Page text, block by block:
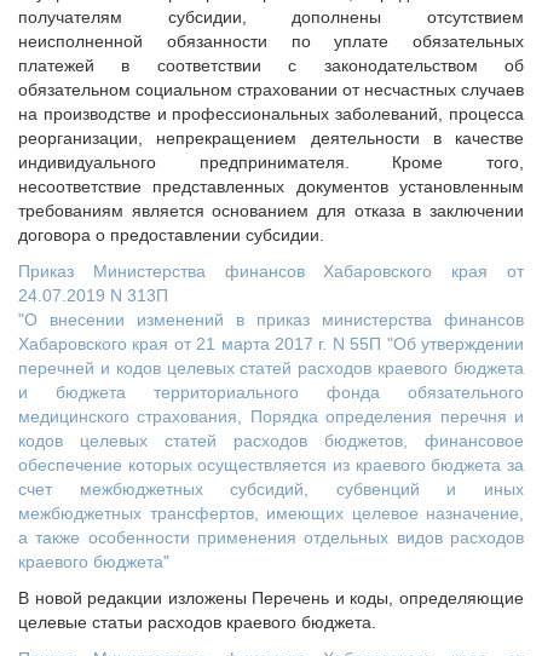
получателям субсидии, дополнены отсутствием
неисполненной обязанности по уплате обязательных
платежей в соответствии с законодательством об
обязательном социальном страховании от несчастных случаев
на производстве и профессиональных заболеваний, процесса
реорганизации, непрекращением деятельности в качестве
индивидуального предпринимателя. Кроме того,
несоответствие представленных документов установленным
требованиям является основанием для отказа в заключении
договора о предоставлении субсидии.
Приказ Министерства финансов Хабаровского края от
24.07.2019 N 313П
"О внесении изменений в приказ министерства финансов
Хабаровского края от 21 марта 2017 г. N 55П "Об утверждении
перечней и кодов целевых статей расходов краевого бюджета
и бюджета территориального фонда обязательного
медицинского страхования, Порядка определения перечня и
кодов целевых статей расходов бюджетов, финансовое
обеспечение которых осуществляется из краевого бюджета за
счет межбюджетных субсидий, субвенций и иных
межбюджетных трансфертов, имеющих целевое назначение,
а также особенности применения отдельных видов расходов
краевого бюджета"
В новой редакции изложены Перечень и коды, определяющие
целевые статьи расходов краевого бюджета.